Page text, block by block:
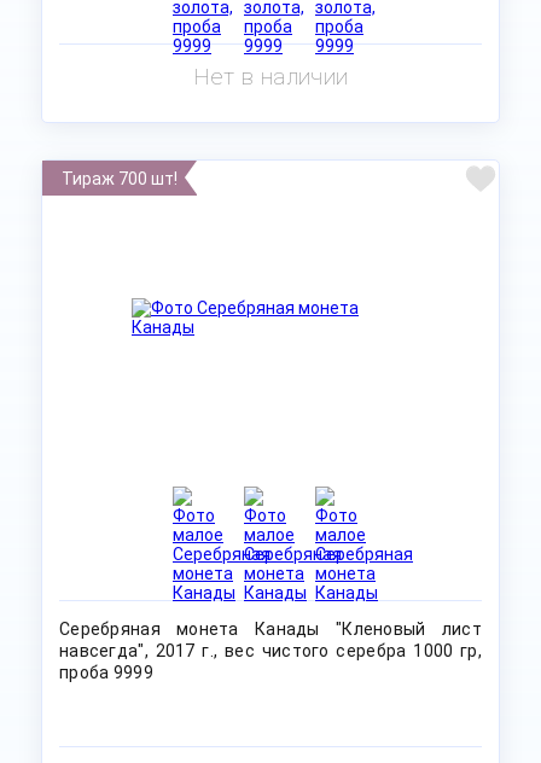
Нет в наличии
Тираж 700 шт!
Серебряная монета Канады "Кленовый лист
навсегда", 2017 г., вес чистого серебра 1000 гр,
проба 9999